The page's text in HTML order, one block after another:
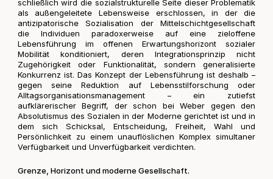
schließlich wird die sozialstrukturelle Seite dieser Problematik
als außengeleitete Lebensweise erschlossen, in der die
antizipatorische Sozialisation der Mittelschichtgesellschaft
die Individuen paradoxerweise auf eine zieloffene
Lebensführung im offenen Erwartungshorizont sozialer
Mobilität konditioniert, deren Integrationsprinzip nicht
Zugehörigkeit oder Funktionalität, sondern generalisierte
Konkurrenz ist. Das Konzept der Lebensführung ist deshalb –
gegen seine Reduktion auf Lebensstilforschung oder
Alltagsorganisationsmanagement – ein zutiefst
aufklärerischer Begriff, der schon bei Weber gegen den
Absolutismus des Sozialen in der Moderne gerichtet ist und in
dem sich Schicksal, Entscheidung, Freiheit, Wahl und
Persönlichkeit zu einem unauflöslichen Komplex simultaner
Verfügbarkeit und Unverfügbarkeit verdichten.
Grenze, Horizont und moderne Gesellschaft.